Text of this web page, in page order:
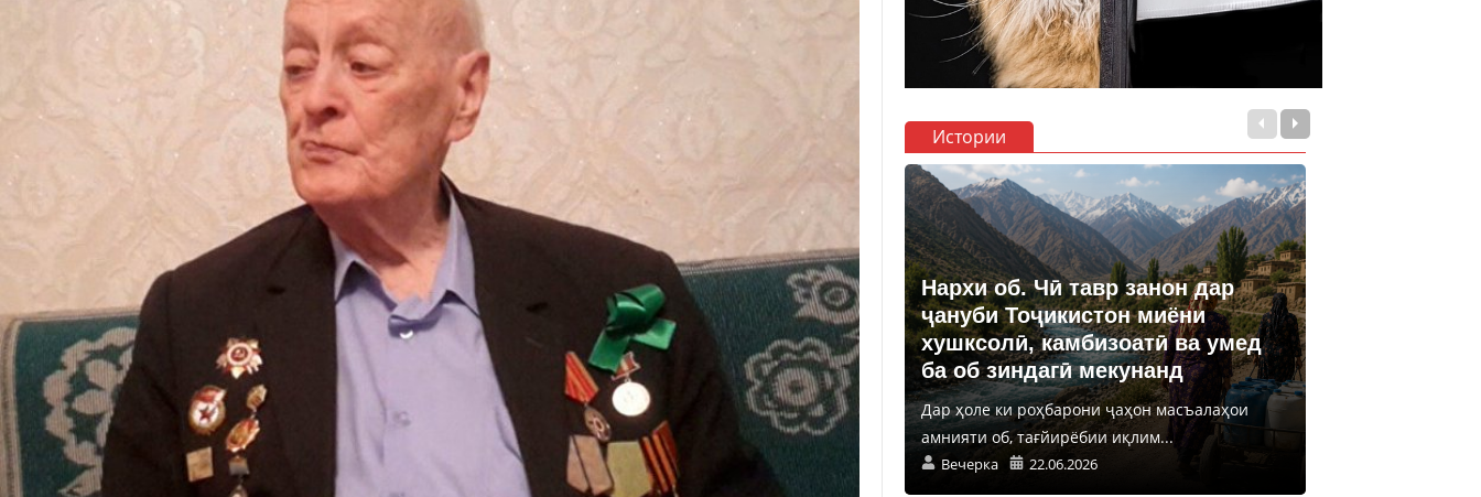
Истории
Нархи об. Чӣ тавр занон дар
ҷануби Тоҷикистон миёни
хушксолӣ, камбизоатӣ ва умед
ба об зиндагӣ мекунанд
Дар ҳоле ки роҳбарони ҷаҳон масъалаҳои
амнияти об, тағйирёбии иқлим...
Вечерка 22.06.2026